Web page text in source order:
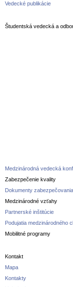
Vedecké publikácie
Študentská vedecká a
Medzinárodná vedecká
Zabezpečenie kvality
Dokumenty
Medzinárodné vzťahy
Partnerské inštitúcie
Podujatia medzinárodného
Mobilitné programy
Kontakt
Mapa
Kontakty